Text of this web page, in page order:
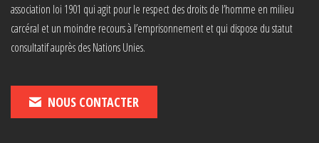
association loi 1901 qui agit pour le respect des droits de l’homme en milieu
carcéral et un moindre recours à l’emprisonnement et qui dispose du statut
consultatif auprès des Nations Unies.
NOUS CONTACTER